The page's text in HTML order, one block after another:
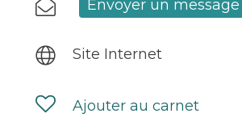
Envoyer un message
Site Internet
Ajouter au carnet